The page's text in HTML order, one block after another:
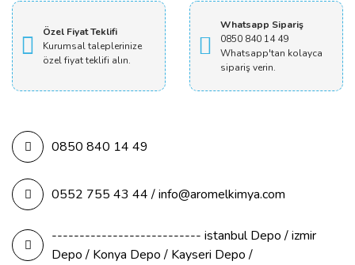
Özel Fiyat Teklifi
Kurumsal taleplerinize
özel fiyat teklifi alın.
Whatsapp Sipariş
0850 840 14 49
Whatsapp'tan kolayca
sipariş verin.
0850 840 14 49
0552 755 43 44 / info@aromelkimya.com
--------------------------- istanbul Depo / izmir
Depo / Konya Depo / Kayseri Depo /